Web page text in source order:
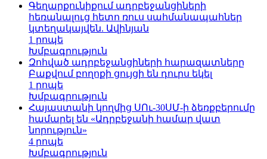
Գեղարքունիքում ադրբեջանցիների
հեռանալուց հետո ռուս սահմանապահներ
կտեղակայվեն. Ավինյան
1 րոպե
Խմբագրություն
Զոհված ադրբեջանցիների հարազատները
Բաքվում բողոքի ցույցի են դուրս եկել
1 րոպե
Խմբագրություն
Հայաստանի կողմից ՍՈւ-30ՍՄ-ի ձեռքբերումը
համարել են «Ադրբեջանի համար վատ
նորություն»
4 րոպե
Խմբագրություն